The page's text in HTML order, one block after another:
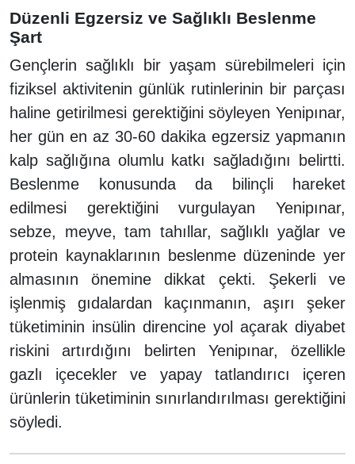
Düzenli Egzersiz ve Sağlıklı Beslenme
Şart
Gençlerin sağlıklı bir yaşam sürebilmeleri için
fiziksel aktivitenin günlük rutinlerinin bir parçası
haline getirilmesi gerektiğini söyleyen Yenipınar,
her gün en az 30-60 dakika egzersiz yapmanın
kalp sağlığına olumlu katkı sağladığını belirtti.
Beslenme konusunda da bilinçli hareket
edilmesi gerektiğini vurgulayan Yenipınar,
sebze, meyve, tam tahıllar, sağlıklı yağlar ve
protein kaynaklarının beslenme düzeninde yer
almasının önemine dikkat çekti. Şekerli ve
işlenmiş gıdalardan kaçınmanın, aşırı şeker
tüketiminin insülin direncine yol açarak diyabet
riskini artırdığını belirten Yenipınar, özellikle
gazlı içecekler ve yapay tatlandırıcı içeren
ürünlerin tüketiminin sınırlandırılması gerektiğini
söyledi.